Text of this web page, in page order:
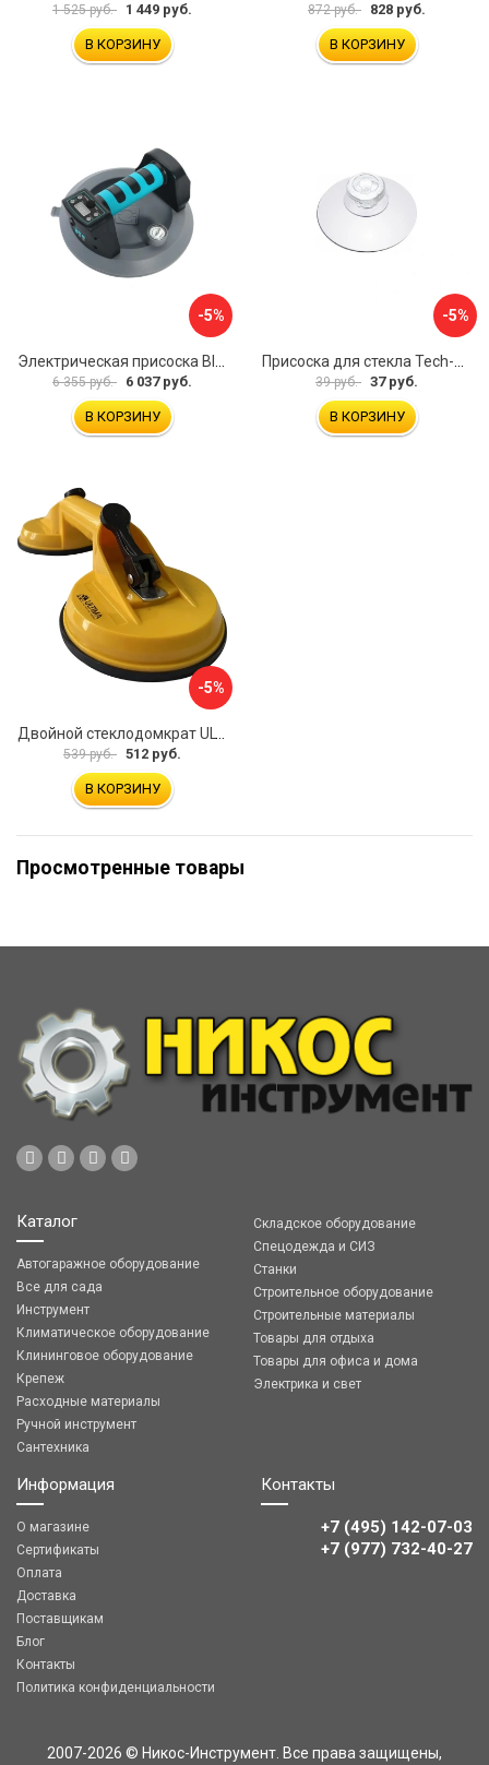
1 525 руб. 1 449 руб.
В КОРЗИНУ
872 руб. 828 руб.
В КОРЗИНУ
-5%
6 355 руб. 6 037 руб.
В КОРЗИНУ
-5%
39 руб. 37 руб.
В КОРЗИНУ
-5%
Двойной стеклодомкрат ULTIMA 2
539 руб. 512 руб.
В КОРЗИНУ
Просмотренные товары
Каталог
Автогаражное оборудование
Все для сада
Инструмент
Климатическое оборудование
Клининговое оборудование
Крепеж
Расходные материалы
Ручной инструмент
Сантехника
Складское оборудование
Спецодежда и СИЗ
Станки
Строительное оборудование
Строительные материалы
Товары для отдыха
Товары для офиса и дома
Электрика и свет
Информация
О магазине
Сертификаты
Оплата
Доставка
Поставщикам
Блог
Контакты
Политика конфиденциальности
Контакты
+7 (495) 142-07-03
‎‎+7 (977) 732-40-27
2007-2026 © Никос-Инструмент. Все права защищены,